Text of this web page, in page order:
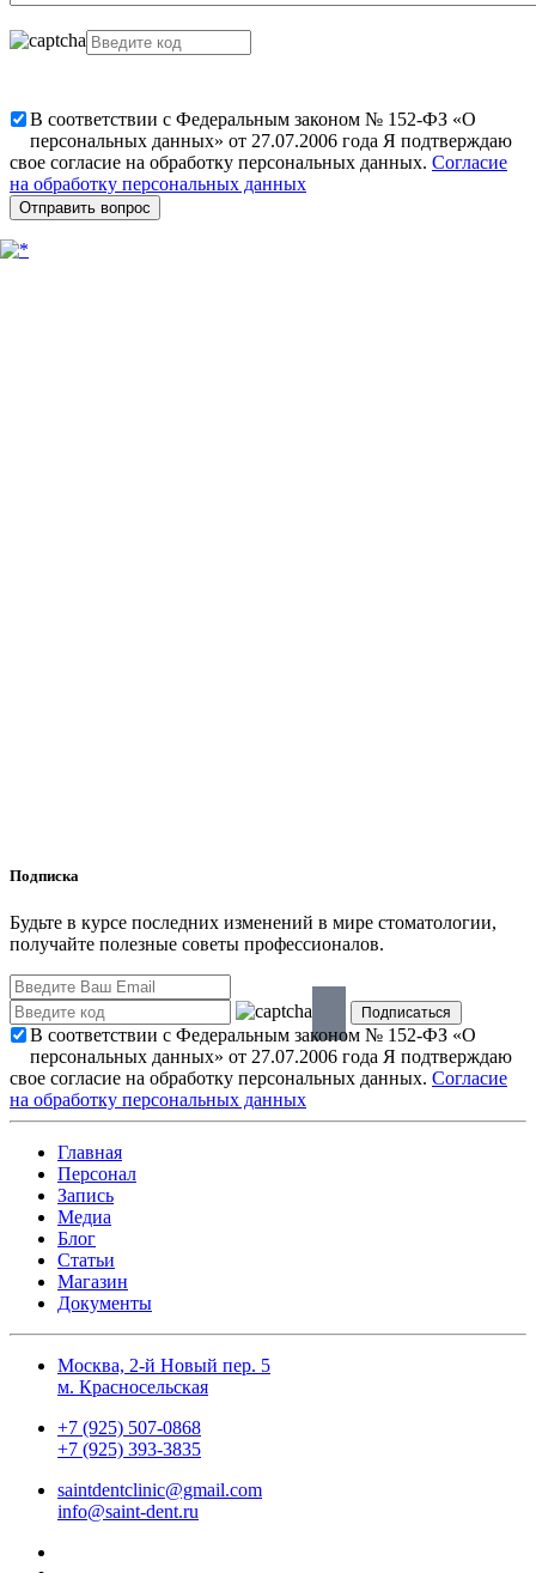
В соответствии с Федеральным законом № 152-ФЗ «О
персональных данных» от 27.07.2006 года Я подтверждаю
свое согласие на обработку персональных данных. Согласие
на обработку персональных данных
Подписка
Будьте в курсе последних изменений в мире стоматологии,
получайте полезные советы профессионалов.
В соответствии с Федеральным законом № 152-ФЗ «О
персональных данных» от 27.07.2006 года Я подтверждаю
свое согласие на обработку персональных данных. Согласие
на обработку персональных данных
Главная
Персонал
Запись
Медиа
Блог
Статьи
Магазин
Документы
Москва, 2-й Новый пер. 5
м. Красносельская
+7 (925) 507-0868
+7 (925) 393-3835
saintdentclinic@gmail.com
info@saint-dent.ru